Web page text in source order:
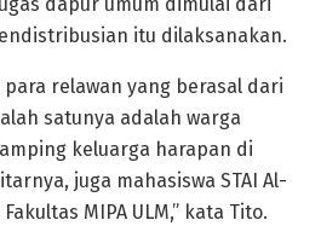
itu dilaksanakan.
relawan yang berasal dari
satunya adalah warga
keluarga harapan di
juga mahasiswa STAI Al-
MIPA ULM,” kata Tito.